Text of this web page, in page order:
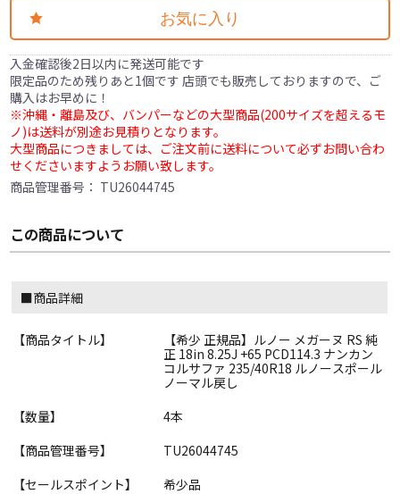
お気に入り
入金確認後2日以内に発送可能です
限定品のため残りあと1個です 店頭でも販売しておりますので、ご
購入はお早めに！
※沖縄・離島及び、バンパーなどの大型商品(200サイズを超えるモ
ノ)は送料が別途お見積りとなります。
大型商品につきましては、ご注文前に送料について必ずお問い合わ
せくださいますようお願い致します。
商品管理番号： TU26044745
この商品について
■商品詳細
【商品タイトル】
【希少 正規品】ルノー メガーヌ RS 純
正 18in 8.25J +65 PCD114.3 ナンカン
コルサファ 235/40R18 ルノースポール
ノーマル戻し
【数量】
4本
【商品管理番号】
TU26044745
【セールスポイント】
希少品